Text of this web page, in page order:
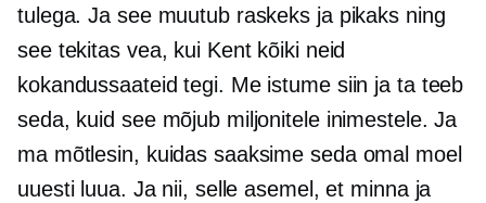
tulega. Ja see muutub raskeks ja pikaks ning
see tekitas vea, kui Kent kõiki neid
kokandussaateid tegi. Me istume siin ja ta teeb
seda, kuid see mõjub miljonitele inimestele. Ja
ma mõtlesin, kuidas saaksime seda omal moel
uuesti luua. Ja nii, selle asemel, et minna ja